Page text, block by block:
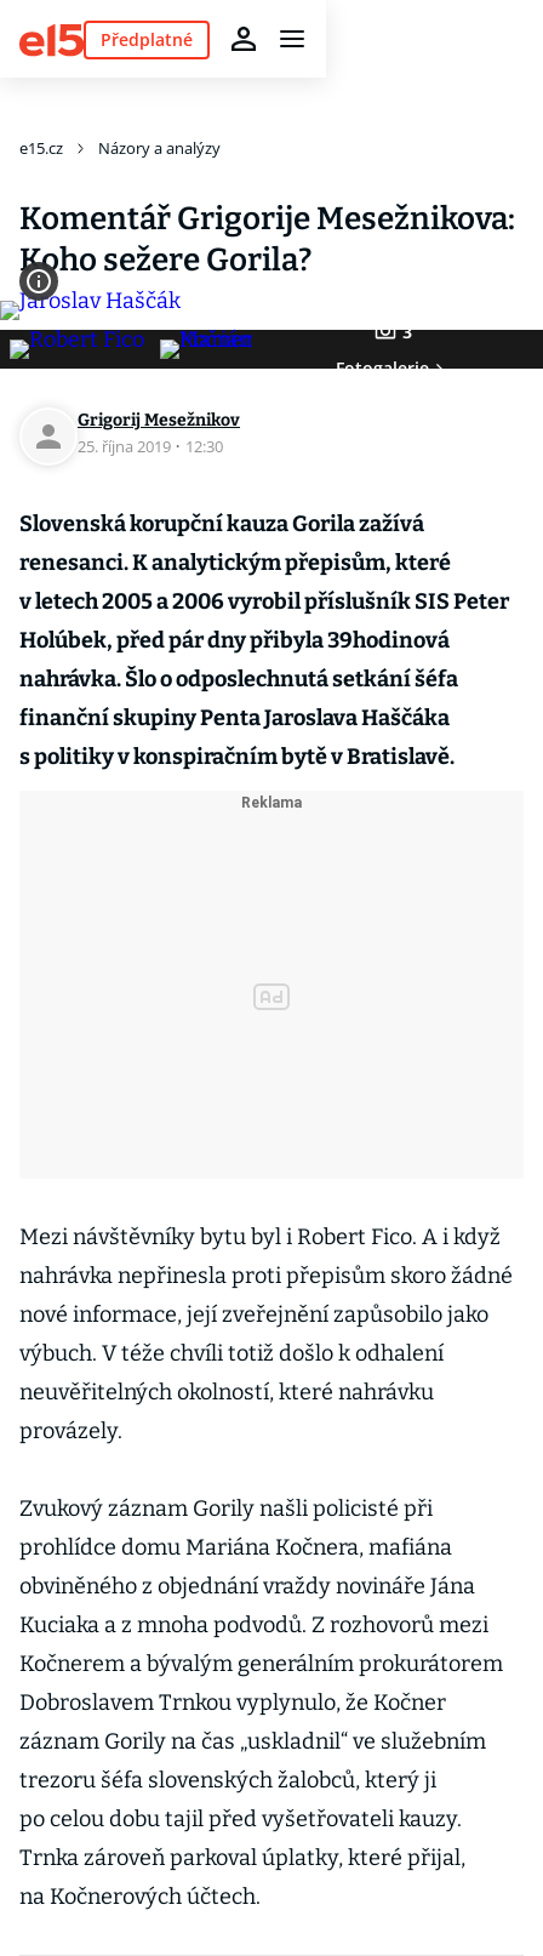
Předplatné
e15.cz Názory a analýzy
Komentář Grigorije Mesežnikova:
Koho sežere Gorila?
3
Fotogalerie
Grigorij Mesežnikov
25. října 2019 · 12:30
Slovenská korupční kauza Gorila zažívá
renesanci. K analytickým přepisům, které
v letech 2005 a 2006 vyrobil příslušník SIS Peter
Holúbek, před pár dny přibyla 39hodinová
nahrávka. Šlo o odposlechnutá setkání šéfa
finanční skupiny Penta Jaroslava Haščáka
s politiky v konspiračním bytě v Bratislavě.
Mezi návštěvníky bytu byl i Robert Fico. A i když
nahrávka nepřinesla proti přepisům skoro žádné
nové informace, její zveřejnění zapůsobilo jako
výbuch. V téže chvíli totiž došlo k odhalení
neuvěřitelných okolností, které nahrávku
provázely.
Zvukový záznam Gorily našli policisté při
prohlídce domu Mariána Kočnera, mafiána
obviněného z objednání vraždy novináře Jána
Kuciaka a z mnoha podvodů. Z rozhovorů mezi
Kočnerem a bývalým generálním prokurátorem
Dobroslavem Trnkou vyplynulo, že Kočner
záznam Gorily na čas „uskladnil“ ve služebním
trezoru šéfa slovenských žalobců, který ji
po celou dobu tajil před vyšetřovateli kauzy.
Trnka zároveň parkoval úplatky, které přijal,
na Kočnerových účtech.